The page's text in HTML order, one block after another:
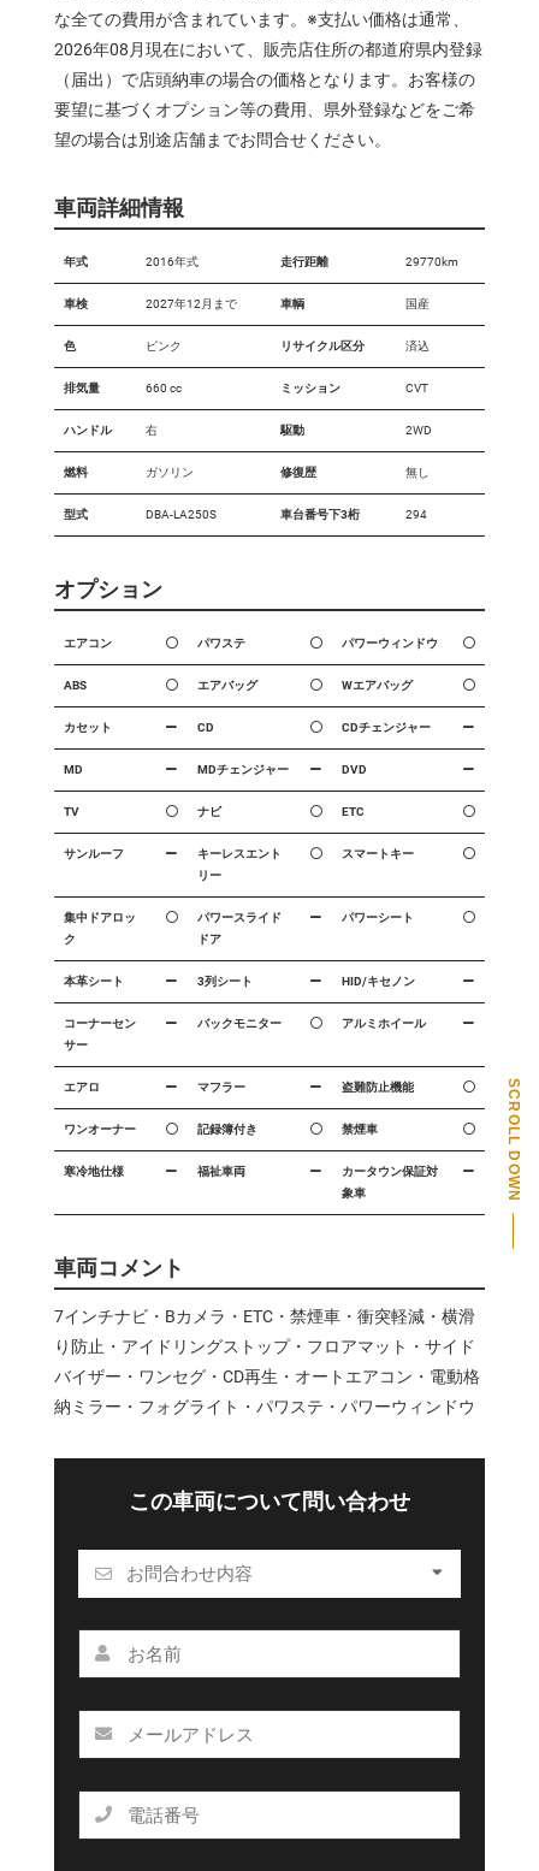
な全ての費用が含まれています。※支払い価格は通常、
2026年08月現在において、販売店住所の都道府県内登録
（届出）で店頭納車の場合の価格となります。お客様の
要望に基づくオプション等の費用、県外登録などをご希
望の場合は別途店舗までお問合せください。
車両詳細情報
年式 2016年式 走行距離 29770km
車検 2027年12月まで 車輌 国産
色 ピンク リサイクル区分 済込
排気量 660 cc ミッション CVT
ハンドル 右 駆動 2WD
燃料 ガソリン 修復歴 無し
型式 DBA-LA250S 車台番号下3桁 294
オプション
エアコン パワステ パワーウィンドウ
ABS エアバッグ Wエアバッグ
カセット CD CDチェンジャー
MD MDチェンジャー DVD
TV ナビ ETC
サンルーフ
キーレスエント
リー
スマートキー
集中ドアロッ
ク
パワースライド
ドア
パワーシート
本革シート 3列シート HID/キセノン
コーナーセン
サー
バックモニター アルミホイール
エアロ マフラー 盗難防止機能
ワンオーナー 記録簿付き 禁煙車
寒冷地仕様 福祉車両
カータウン保証対
象車
車両コメント
7インチナビ・Bカメラ・ETC・禁煙車・衝突軽減・横滑
り防止・アイドリングストップ・フロアマット・サイド
バイザー・ワンセグ・CD再生・オートエアコン・電動格
納ミラー・フォグライト・パワステ・パワーウィンドウ
この車両について問い合わせ
SCROLL DOWN
PAGE TOP